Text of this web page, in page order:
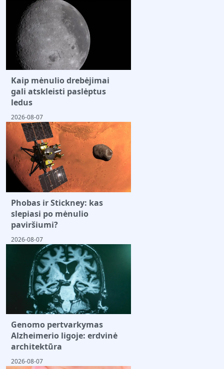
Kaip mėnulio drebėjimai
gali atskleisti paslėptus
ledus
2026-08-07
Phobas ir Stickney: kas
slepiasi po mėnulio
paviršiumi?
2026-08-07
Genomo pertvarkymas
Alzheimerio ligoje: erdvinė
architektūra
2026-08-07